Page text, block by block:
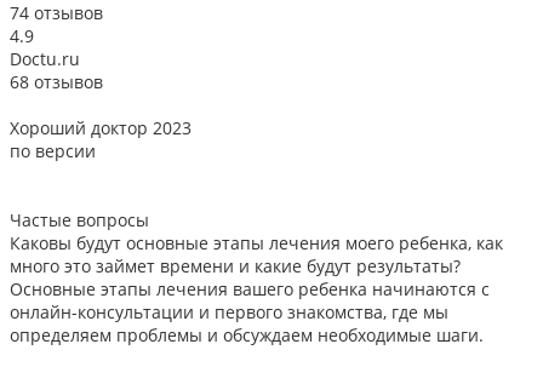
74 отзывов
4.9
Doctu.ru
68 отзывов
Хороший доктор 2023
по версии
Частые вопросы
Каковы будут основные этапы лечения моего ребенка, как
много это займет времени и какие будут результаты?
Основные этапы лечения вашего ребенка начинаются с
онлайн-консультации и первого знакомства, где мы
определяем проблемы и обсуждаем необходимые шаги.